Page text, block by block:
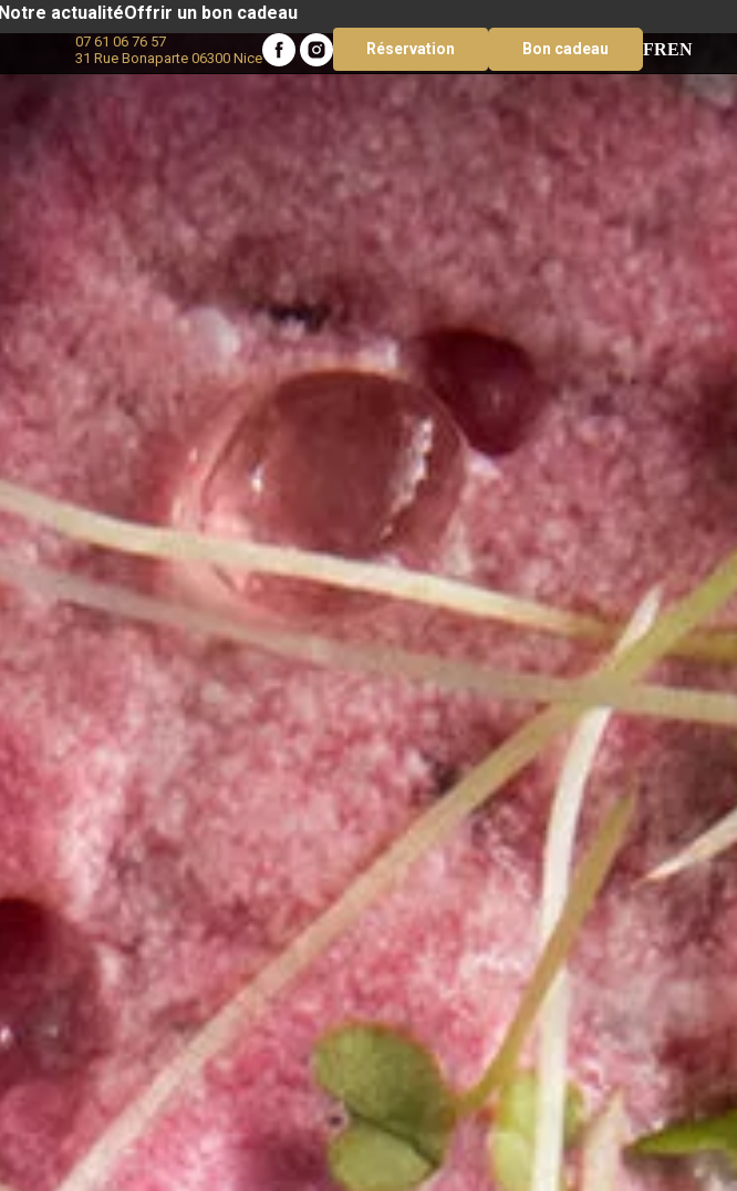
Notre actualité​Offrir un bon cadeau
07 61 06 76 57
31 Rue Bonaparte 06300 Nice
Réservation Bon cadeau FREN